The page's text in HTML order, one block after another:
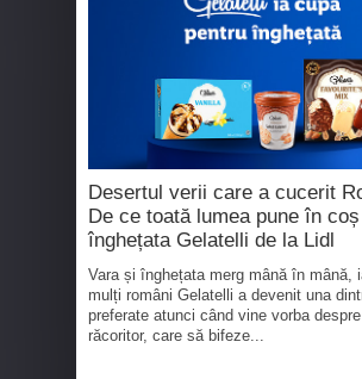
Desertul verii care a cucerit
De ce toată lumea pune în coș
înghețata Gelatelli de la Lidl
Vara și înghețata merg mână în mână,
mulți români Gelatelli a devenit una
preferate atunci când vine vorba
răcoritor, care să bifeze...